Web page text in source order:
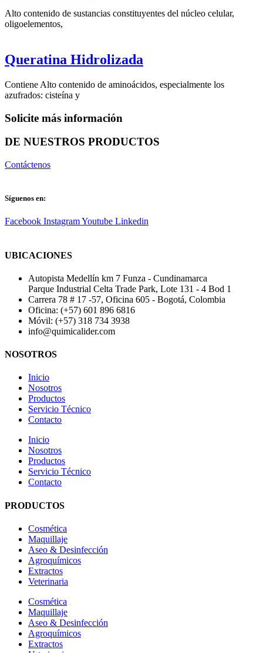
Alto contenido de sustancias constituyentes del núcleo celular,
oligoelementos,
Queratina Hidrolizada
Contiene Alto contenido de aminoácidos, especialmente los
azufrados: cisteína y
Solicite más información
DE NUESTROS PRODUCTOS
Contáctenos
Síguenos en:
Facebook InstagramYoutube Linkedin
UBICACIONES
Autopista Medellín km 7 Funza - Cundinamarca
Parque Industrial Celta Trade Park, Lote 131 - 4 Bod 1
Carrera 78 # 17 -57, Oficina 605 - Bogotá, Colombia
Oficina: (+57) 601 896 6816
Móvil: (+57) 318 734 3938
info@quimicalider.com
NOSOTROS
Inicio
Nosotros
Productos
Servicio Técnico
Contacto
Inicio
Nosotros
Productos
Servicio Técnico
Contacto
PRODUCTOS
Cosmética
Maquillaje
Aseo & Desinfección
Agroquímicos
Extractos
Veterinaria
Cosmética
Maquillaje
Aseo & Desinfección
Agroquímicos
Extractos